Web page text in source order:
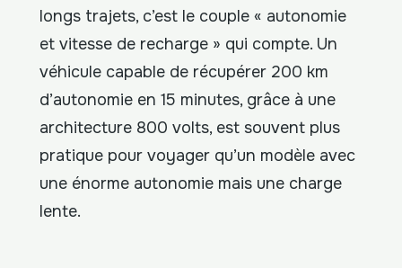
longs trajets, c’est le couple « autonomie
et vitesse de recharge » qui compte. Un
véhicule capable de récupérer 200 km
d’autonomie en 15 minutes, grâce à une
architecture 800 volts, est souvent plus
pratique pour voyager qu’un modèle avec
une énorme autonomie mais une charge
lente.